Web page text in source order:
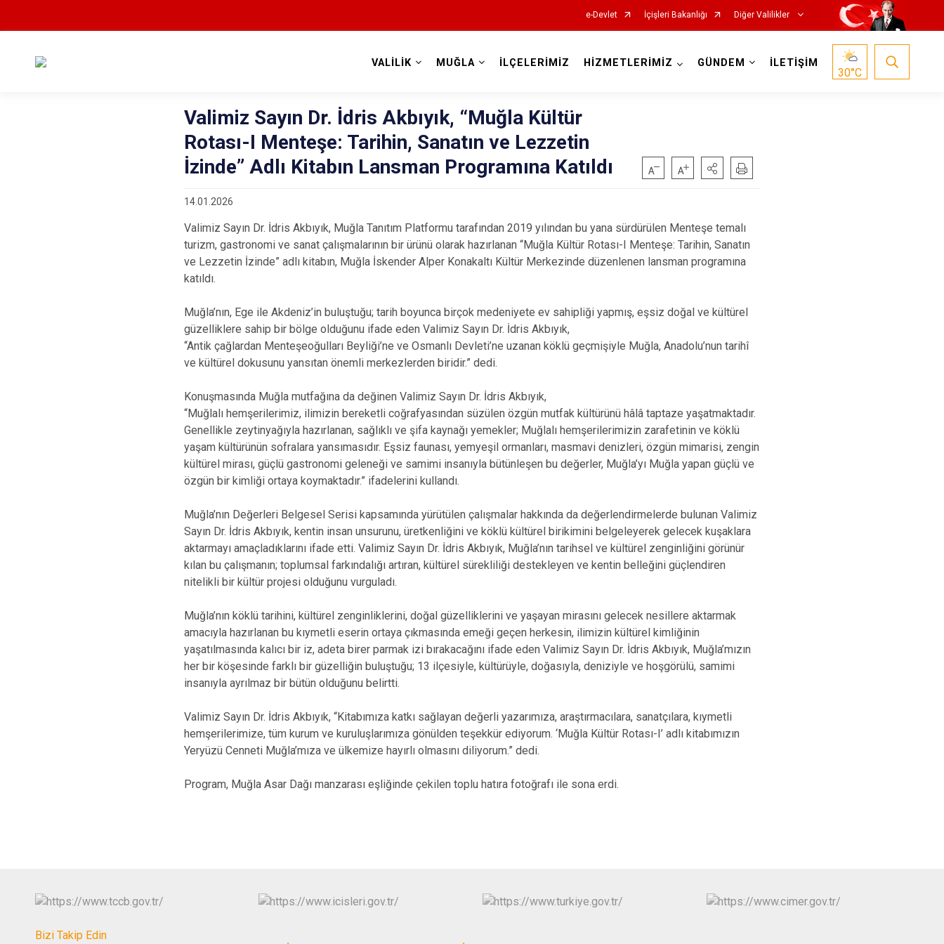
e-Devlet İçişleri Bakanlığı Diğer Valilikler
VALİLİK MUĞLA İLÇELERİMİZ HİZMETLERİMİZ GÜNDEM İLETİŞİM
30°C
Valimiz Sayın Dr. İdris Akbıyık, “Muğla Kültür
Rotası-I Menteşe: Tarihin, Sanatın ve Lezzetin
İzinde” Adlı Kitabın Lansman Programına Katıldı
14.01.2026
Valimiz Sayın Dr. İdris Akbıyık, Muğla Tanıtım Platformu tarafından 2019 yılından bu yana sürdürülen Menteşe temalı
turizm, gastronomi ve sanat çalışmalarının bir ürünü olarak hazırlanan “Muğla Kültür Rotası-I Menteşe: Tarihin, Sanatın
ve Lezzetin İzinde” adlı kitabın, Muğla İskender Alper Konakaltı Kültür Merkezinde düzenlenen lansman programına
katıldı.
Muğla’nın, Ege ile Akdeniz’in buluştuğu; tarih boyunca birçok medeniyete ev sahipliği yapmış, eşsiz doğal ve kültürel
güzelliklere sahip bir bölge olduğunu ifade eden Valimiz Sayın Dr. İdris Akbıyık,
“Antik çağlardan Menteşeoğulları Beyliği’ne ve Osmanlı Devleti’ne uzanan köklü geçmişiyle Muğla, Anadolu’nun tarihî
ve kültürel dokusunu yansıtan önemli merkezlerden biridir.” dedi.
Konuşmasında Muğla mutfağına da değinen Valimiz Sayın Dr. İdris Akbıyık,
“Muğlalı hemşerilerimiz, ilimizin bereketli coğrafyasından süzülen özgün mutfak kültürünü hâlâ taptaze yaşatmaktadır.
Genellikle zeytinyağıyla hazırlanan, sağlıklı ve şifa kaynağı yemekler; Muğlalı hemşerilerimizin zarafetinin ve köklü
yaşam kültürünün sofralara yansımasıdır. Eşsiz faunası, yemyeşil ormanları, masmavi denizleri, özgün mimarisi, zengin
kültürel mirası, güçlü gastronomi geleneği ve samimi insanıyla bütünleşen bu değerler, Muğla’yı Muğla yapan güçlü ve
özgün bir kimliği ortaya koymaktadır.” ifadelerini kullandı.
Muğla’nın Değerleri Belgesel Serisi kapsamında yürütülen çalışmalar hakkında da değerlendirmelerde bulunan Valimiz
Sayın Dr. İdris Akbıyık, kentin insan unsurunu, üretkenliğini ve köklü kültürel birikimini belgeleyerek gelecek kuşaklara
aktarmayı amaçladıklarını ifade etti. Valimiz Sayın Dr. İdris Akbıyık, Muğla’nın tarihsel ve kültürel zenginliğini görünür
kılan bu çalışmanın; toplumsal farkındalığı artıran, kültürel sürekliliği destekleyen ve kentin belleğini güçlendiren
nitelikli bir kültür projesi olduğunu vurguladı.
Muğla’nın köklü tarihini, kültürel zenginliklerini, doğal güzelliklerini ve yaşayan mirasını gelecek nesillere aktarmak
amacıyla hazırlanan bu kıymetli eserin ortaya çıkmasında emeği geçen herkesin, ilimizin kültürel kimliğinin
yaşatılmasında kalıcı bir iz, adeta birer parmak izi bırakacağını ifade eden Valimiz Sayın Dr. İdris Akbıyık, Muğla’mızın
her bir köşesinde farklı bir güzelliğin buluştuğu; 13 ilçesiyle, kültürüyle, doğasıyla, deniziyle ve hoşgörülü, samimi
insanıyla ayrılmaz bir bütün olduğunu belirtti.
Valimiz Sayın Dr. İdris Akbıyık, “Kitabımıza katkı sağlayan değerli yazarımıza, araştırmacılara, sanatçılara, kıymetli
hemşerilerimize, tüm kurum ve kuruluşlarımıza gönülden teşekkür ediyorum. ‘Muğla Kültür Rotası-I’ adlı kitabımızın
Yeryüzü Cenneti Muğla’mıza ve ülkemize hayırlı olmasını diliyorum.” dedi.
Program, Muğla Asar Dağı manzarası eşliğinde çekilen toplu hatıra fotoğrafı ile sona erdi.
Bizi Takip Edin